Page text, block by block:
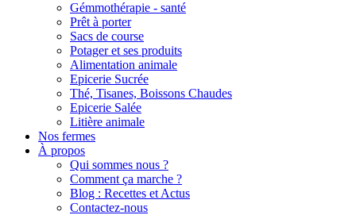
Gémmothérapie - santé
Prêt à porter
Sacs de course
Potager et ses produits
Alimentation animale
Epicerie Sucrée
Thé, Tisanes, Boissons Chaudes
Epicerie Salée
Litière animale
Nos fermes
À propos
Qui sommes nous ?
Comment ça marche ?
Blog : Recettes et Actus
Contactez-nous